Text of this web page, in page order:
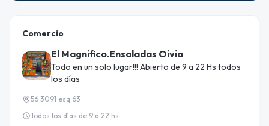
Comercio
El Magnifico.Ensaladas Oivia
Todo en un solo lugar!!! Abierto de 9 a 22 Hs todos
los días
56 3091 esq 63
Todos los días de 9 a 22 hs